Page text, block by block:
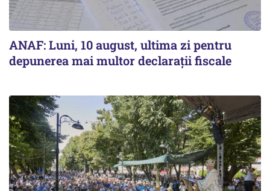
ANAF: Luni, 10 august, ultima zi pentru
depunerea mai multor declarații fiscale